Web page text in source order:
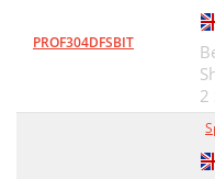
PROF304DFSBIT
2